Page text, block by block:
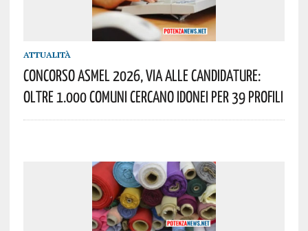
ATTUALITÀ
Concorso Asmel 2026, Via Alle Candidature:
Oltre 1.000 Comuni Cercano Idonei Per 39 Profili